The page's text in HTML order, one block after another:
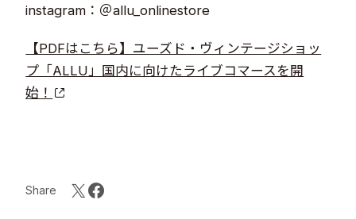
instagram：＠allu_onlinestore
【PDFはこちら】ユーズド・ヴィンテージショッ
プ「ALLU」国内に向けたライブコマースを開
始！
Share